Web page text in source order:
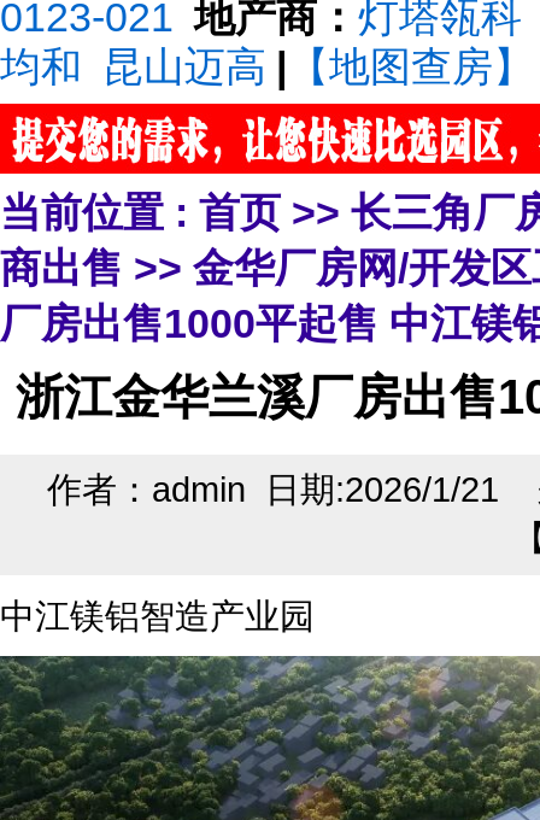
0123-021 地产商： 灯塔瓴科
均和
昆山迈高 | 【地图查房】
当前位置 : 首页 >> 长三角厂
商出售 >> 金华厂房网/开发
厂房出售1000平起售 中江镁
浙江金华兰溪厂房出售
作者：admin 日期:2026/1/21
中江镁铝智造产业园